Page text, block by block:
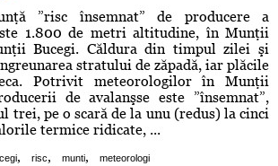
”risc însemnat” de producere a
1.800 de metri altitudine, în Munţii
Bucegi. Căldura din timpul zilei şi
stratului de zăpadă, iar plăcile
Potrivit meteorologilor în Munţii
de avalanşse este ”însemnat”,
trei, pe o scară de la unu (redus) la cinci
termice ridicate, ...
, risc, munti, meteorologi